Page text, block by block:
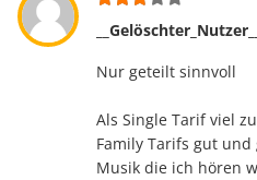
__Gelöschter_Nutzer__
Nur geteilt sinnvoll
Als Single Tarif viel
Family Tarifs gut
Musik die ich hören